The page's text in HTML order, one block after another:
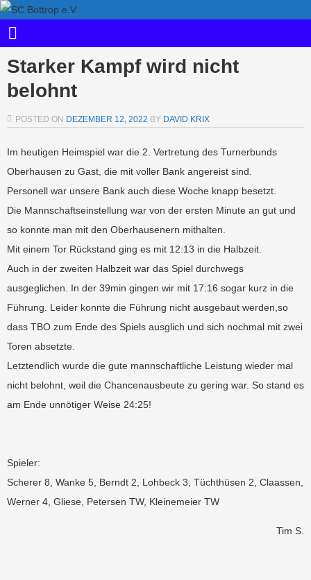
Starker Kampf wird nicht
belohnt
POSTED ON DEZEMBER 12, 2022 BY DAVID KRIX
Im heutigen Heimspiel war die 2. Vertretung des Turnerbunds
Oberhausen zu Gast, die mit voller Bank angereist sind.
Personell war unsere Bank auch diese Woche knapp besetzt.
Die Mannschaftseinstellung war von der ersten Minute an gut und
so konnte man mit den Oberhausenern mithalten.
Mit einem Tor Rückstand ging es mit 12:13 in die Halbzeit.
Auch in der zweiten Halbzeit war das Spiel durchwegs
ausgeglichen. In der 39min gingen wir mit 17:16 sogar kurz in die
Führung. Leider konnte die Führung nicht ausgebaut werden,so
dass TBO zum Ende des Spiels ausglich und sich nochmal mit zwei
Toren absetzte.
Letztendlich wurde die gute mannschaftliche Leistung wieder mal
nicht belohnt, weil die Chancenausbeute zu gering war. So stand es
am Ende unnötiger Weise 24:25!
Spieler:
Scherer 8, Wanke 5, Berndt 2, Lohbeck 3, Tüchthüsen 2, Claassen,
Werner 4, Gliese, Petersen TW, Kleinemeier TW
Tim S.